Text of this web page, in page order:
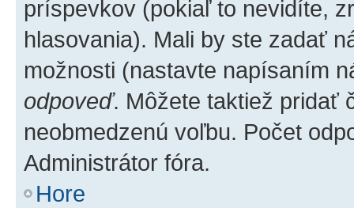
príspevkov (pokiaľ to nevidíte,
hlasovania). Mali by ste zadať
možnosti (nastavte napísaním
odpoveď. Môžete taktiež pridať
neobmedzenú voľbu. Počet
Administrátor fóra.
Hore